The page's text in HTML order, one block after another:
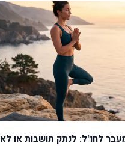
לחו"ל: לנתק תושבות או לא